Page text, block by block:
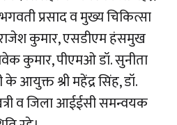
प्रसाद व मुख्य चिकित्सा
राजेश कुमार, एसडीएम हंसमुख
कुमार, पीएमओ डॉ. सुनीता
आयुक्त श्री महेंद्र सिंह, डॉ.
व जिला आईईसी समन्वयक